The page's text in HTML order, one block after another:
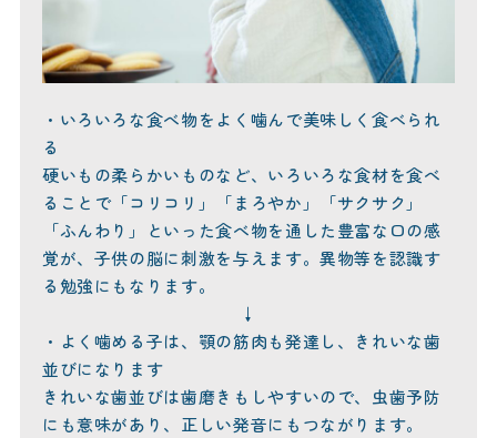
・いろいろな食べ物をよく噛んで美味しく食べられ
る
硬いもの柔らかいものなど、いろいろな食材を食べ
ることで「コリコリ」「まろやか」「サクサク」
「ふんわり」といった食べ物を通した豊富な口の感
覚が、子供の脳に刺激を与えます。異物等を認識す
る勉強にもなります。
↓
・よく噛める子は、顎の筋肉も発達し、きれいな歯
並びになります
きれいな歯並びは歯磨きもしやすいので、虫歯予防
にも意味があり、正しい発音にもつながります。